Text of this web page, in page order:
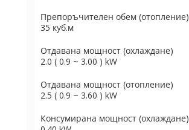
Препоръчителен обем (отопление)
35 куб.м
Отдавана мощност (охлаждане)
2.0 ( 0.9 ~ 3.00 ) kW
Отдавана мощност (отопление)
2.5 ( 0.9 ~ 3.60 ) kW
Консумирана мощност (охлаждане)